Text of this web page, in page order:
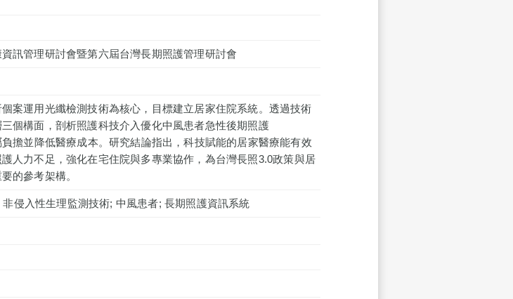
訊管理研討會暨第六屆台灣長期照護管理研討會
案運用光纖檢測技術為核心，目標建立居家住院系統。透過技術
個構面，剖析照護科技介入優化中風患者急性後期照護
負擔並降低醫療成本。研究結論指出，科技賦能的居家醫療能有效
人力不足，強化在宅住院與多專業協作，為台灣長照3.0政策與居
的參考架構。
侵入性生理監測技術; 中風患者; 長期照護資訊系統